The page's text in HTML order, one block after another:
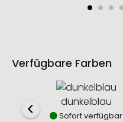
Verfügbare Farben
dunkelblau
Sofort verfügbar